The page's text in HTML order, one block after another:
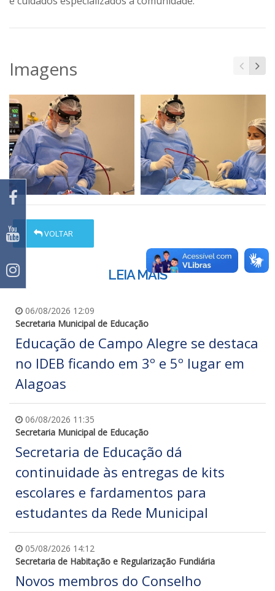
Imagens
VOLTAR
LEIA MAIS
06/08/2026 12:09
Secretaria Municipal de Educação
Educação de Campo Alegre se destaca
no IDEB ficando em 3º e 5º lugar em
Alagoas
06/08/2026 11:35
Secretaria Municipal de Educação
Secretaria de Educação dá
continuidade às entregas de kits
escolares e fardamentos para
estudantes da Rede Municipal
05/08/2026 14:12
Secretaria de Habitação e Regularização Fundiária
Novos membros do Conselho